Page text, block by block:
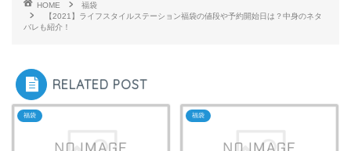
HOME
福袋
【2021】ライフスタイルステーション福袋の値段や予約開始日は？中身のネタ
バレも紹介！
RELATED POST
福袋 福袋